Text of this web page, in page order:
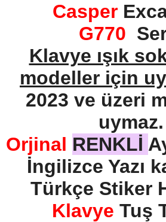
Casper
G770
Klavye ışık
modeller için
2023 ve üzeri
uymaz.
Orjinal RENKLİ
İngilizce Yazı
Türkçe Stiker
Klavye Tuş